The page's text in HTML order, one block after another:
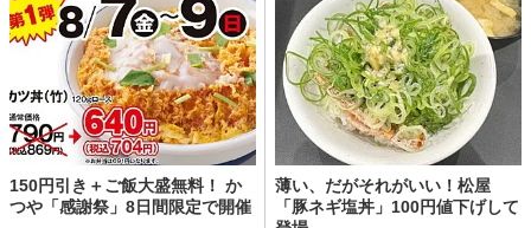
150円引き＋ご飯大盛無料！ か
つや「感謝祭」8日間限定で開催
薄い、だがそれがいい！松屋
「豚ネギ塩丼」100円値下げして